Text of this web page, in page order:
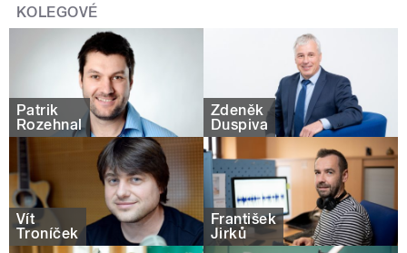
KOLEGOVÉ
Patrik
Rozehnal
Zdeněk
Duspiva
Vít
Troníček
František
Jirků